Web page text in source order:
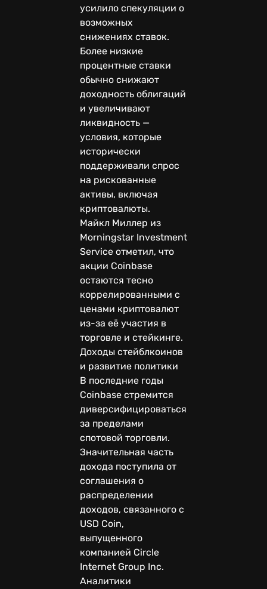
усилило спекуляции о
возможных
снижениях ставок.
Более низкие
процентные ставки
обычно снижают
доходность облигаций
и увеличивают
ликвидность —
условия, которые
исторически
поддерживали спрос
на рискованные
активы, включая
криптовалюты.
Майкл Миллер из
Morningstar Investment
Service отметил, что
акции Coinbase
остаются тесно
коррелированными с
ценами криптовалют
из-за её участия в
торговле и стейкинге.
Доходы стейблкоинов
и развитие политики
В последние годы
Coinbase стремится
диверсифицироваться
за пределами
спотовой торговли.
Значительная часть
дохода поступила от
соглашения о
распределении
доходов, связанного с
USD Coin,
выпущенного
компанией Circle
Internet Group Inc.
Аналитики